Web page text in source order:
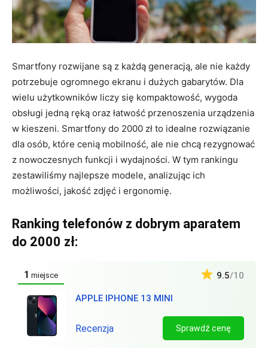
Smartfony rozwijane są z każdą generacją, ale nie każdy
potrzebuje ogromnego ekranu i dużych gabarytów. Dla
wielu użytkowników liczy się kompaktowość, wygoda
obsługi jedną ręką oraz łatwość przenoszenia urządzenia
w kieszeni. Smartfony do 2000 zł to idealne rozwiązanie
dla osób, które cenią mobilność, ale nie chcą rezygnować
z nowoczesnych funkcji i wydajności. W tym rankingu
zestawiliśmy najlepsze modele, analizując ich
możliwości, jakość zdjęć i ergonomię.
Ranking telefonów z dobrym aparatem
do 2000 zł:
1 miejsce
APPLE IPHONE 13 MINI
9.5/10
Recenzja Sprawdź cenę